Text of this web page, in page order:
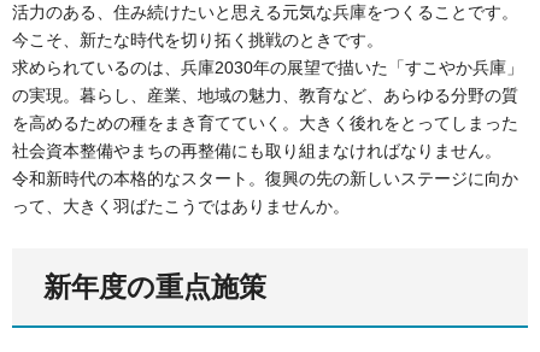
活力のある、住み続けたいと思える元気な兵庫をつくることです。
今こそ、新たな時代を切り拓く挑戦のときです。
求められているのは、兵庫2030年の展望で描いた「すこやか兵庫」
の実現。暮らし、産業、地域の魅力、教育など、あらゆる分野の質
を高めるための種をまき育てていく。大きく後れをとってしまった
社会資本整備やまちの再整備にも取り組まなければなりません。
令和新時代の本格的なスタート。復興の先の新しいステージに向か
って、大きく羽ばたこうではありませんか。
新年度の重点施策